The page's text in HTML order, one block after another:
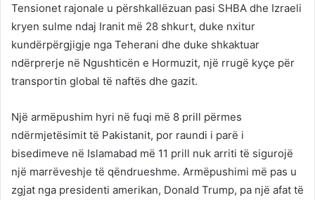
Tensionet rajonale u përshkallëzuan pasi SHBA dhe Izraeli
kryen sulme ndaj Iranit më 28 shkurt, duke nxitur
kundërpërgjigje nga Teherani dhe duke shkaktuar
ndërprerje në Ngushticën e Hormuzit, një rrugë kyçe për
transportin global të naftës dhe gazit.
Një armëpushim hyri në fuqi më 8 prill përmes
ndërmjetësimit të Pakistanit, por raundi i parë i
bisedimeve në Islamabad më 11 prill nuk arriti të sigurojë
një marrëveshje të qëndrueshme. Armëpushimi më pas u
zgjat nga presidenti amerikan, Donald Trump, pa një afat të